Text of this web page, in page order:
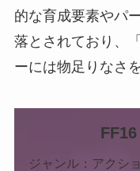
的な育成要素やパ
落とされており、
ーには物足りなさ
ジャンル：アクシ